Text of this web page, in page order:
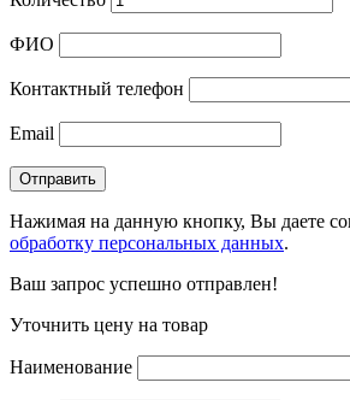
ФИО
Контактный телефон
Email
Нажимая на данную кнопку, Вы даете
обработку персональных данных.
Ваш запрос успешно отправлен!
Уточнить цену на товар
Наименование